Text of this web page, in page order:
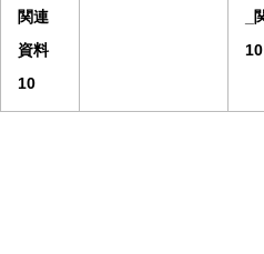
関連
資料
10
10